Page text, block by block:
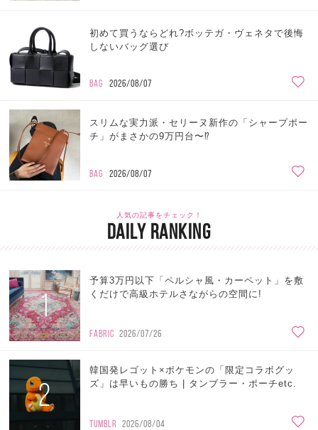
初めて買うならどれ?ボッテガ・ヴェネタで後悔
しないバッグ選び
BAG 2026/08/07
スリムな実力派・セリーヌ新作の「シャープポー
チ」がまさかの9万円台〜⁉
BAG 2026/08/07
人気の記事をチェック！
DAILY RANKING
1
予算3万円以下「ペルシャ風・カーペット」を敷
くだけで高級ホテルさながらの空間に!
FABRIC 2026/07/26
2
韓国発レゴット×ポケモンの「限定コラボグッ
ズ」は早いもの勝ち | タンブラー・ポーチetc.
TUMBLR 2026/08/04